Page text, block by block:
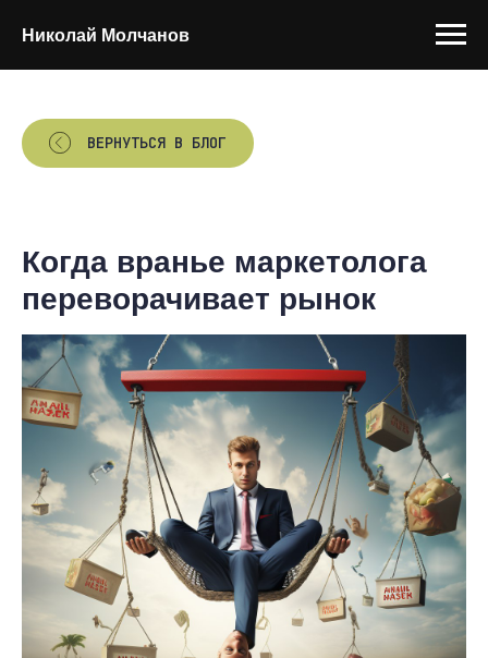
Николай Молчанов
ВЕРНУТЬСЯ В БЛОГ
Когда вранье маркетолога
переворачивает рынок